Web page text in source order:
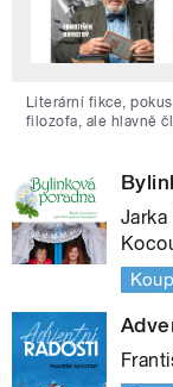
Literární fikce,
filozofa, ale hlavně
Jarka